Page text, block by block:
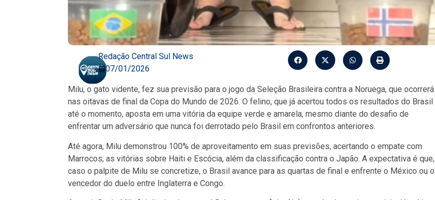
Redação Central Sul News
07/01/2026
Milu, o gato vidente, fez sua previsão para o jogo da Seleção Brasileira contra a Noruega, que ocorrerá
nas oitavas de final da Copa do Mundo de 2026. O felino, que já acertou todos os resultados do Brasil
até o momento, aposta em uma vitória da equipe verde e amarela, mesmo diante do desafio de
enfrentar um adversário que nunca foi derrotado pelo Brasil em confrontos anteriores.
Até agora, Milu demonstrou 100% de aproveitamento em suas previsões, acertando o empate com
Marrocos, as vitórias sobre Haiti e Escócia, além da classificação contra o Japão. A expectativa é que,
caso o palpite de Milu se concretize, o Brasil avance para as quartas de final e enfrente o México ou o
vencedor do duelo entre Inglaterra e Congo.